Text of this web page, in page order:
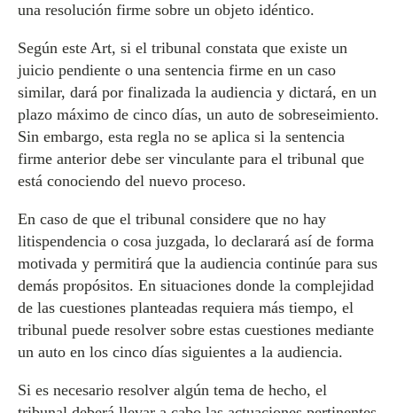
una resolución firme sobre un objeto idéntico.
Según este Art, si el tribunal constata que existe un
juicio pendiente o una sentencia firme en un caso
similar, dará por finalizada la audiencia y dictará, en un
plazo máximo de cinco días, un auto de sobreseimiento.
Sin embargo, esta regla no se aplica si la sentencia
firme anterior debe ser vinculante para el tribunal que
está conociendo del nuevo proceso.
En caso de que el tribunal considere que no hay
litispendencia o cosa juzgada, lo declarará así de forma
motivada y permitirá que la audiencia continúe para sus
demás propósitos. En situaciones donde la complejidad
de las cuestiones planteadas requiera más tiempo, el
tribunal puede resolver sobre estas cuestiones mediante
un auto en los cinco días siguientes a la audiencia.
Si es necesario resolver algún tema de hecho, el